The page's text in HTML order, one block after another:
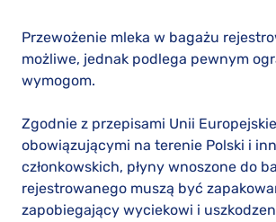
Przewożenie mleka w bagażu
możliwe, jednak podlega pewnym
wymogom.
Zgodnie z przepisami Unii
obowiązującymi na terenie Polski i
członkowskich, płyny wnoszone do
rejestrowanego muszą być
zapobiegający wyciekowi i